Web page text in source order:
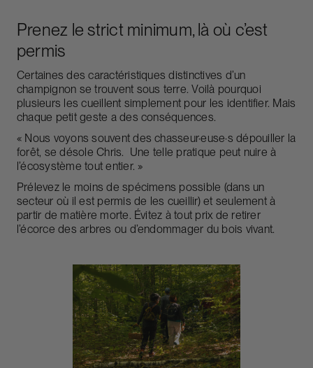
Prenez le strict minimum, là où c’est
permis
Certaines des caractéristiques distinctives d’un
champignon se trouvent sous terre. Voilà pourquoi
plusieurs les cueillent simplement pour les identifier. Mais
chaque petit geste a des conséquences.
« Nous voyons souvent des chasseur·euse·s dépouiller la
forêt, se désole Chris. Une telle pratique peut nuire à
l’écosystème tout entier. »
Prélevez le moins de spécimens possible (dans un
secteur où il est permis de les cueillir) et seulement à
partir de matière morte. Évitez à tout prix de retirer
l’écorce des arbres ou d’endommager du bois vivant.